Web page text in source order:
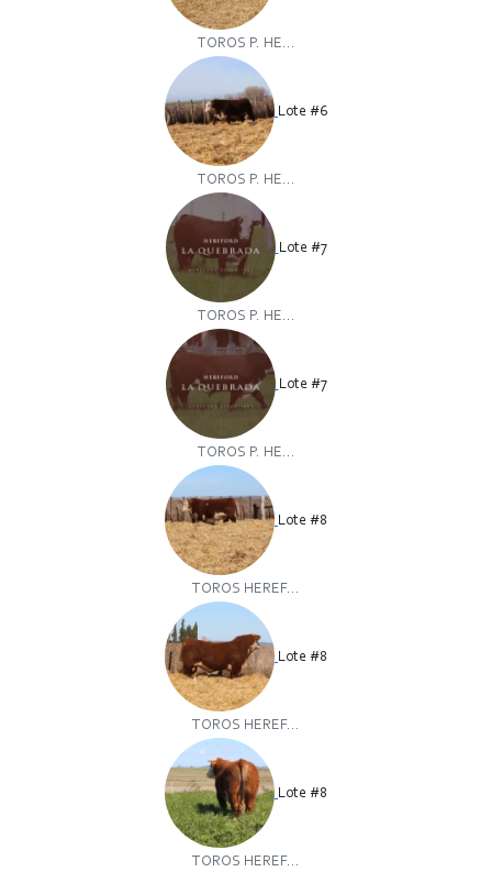
TOROS P. HE...
Lote #6
TOROS P. HE...
Lote #7
TOROS P. HE...
Lote #7
TOROS P. HE...
Lote #8
TOROS HEREF...
Lote #8
TOROS HEREF...
Lote #8
TOROS HEREF...